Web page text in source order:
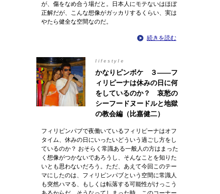
が、傷をなめ合う場だと。日本人にモテないはほぼ
正解だが、こんな想像がガッカリするくらい、実は
やたら健全な空間なのだ。
続きを読む
lifestyle
かなりピンボケ ３――フ
ィリピーナは休みの日に何
をしているのか？ 哀愁の
シーフードヌードルと地獄
の教会編（比嘉健二）
フィリピンパブで夜働いているフィリピーナはオフ
タイム、休みの日にいったいどういう過ごし方をし
ているのか？ おそらく常識ある一般人の方はまった
く想像がつかないであろうし、そんなことを知りた
いとも思わないだろう。ただ、あえて今回このテー
マにしたのは、フィリピンパブという空間に常識人
も突然ハマる、もしくは転落する可能性がけっこう